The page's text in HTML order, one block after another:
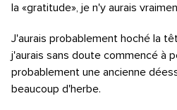
la «gratitude», je n'y aurais
J'aurais probablement hoché la
j'aurais sans doute commencé à
probablement une ancienne
beaucoup d'herbe.